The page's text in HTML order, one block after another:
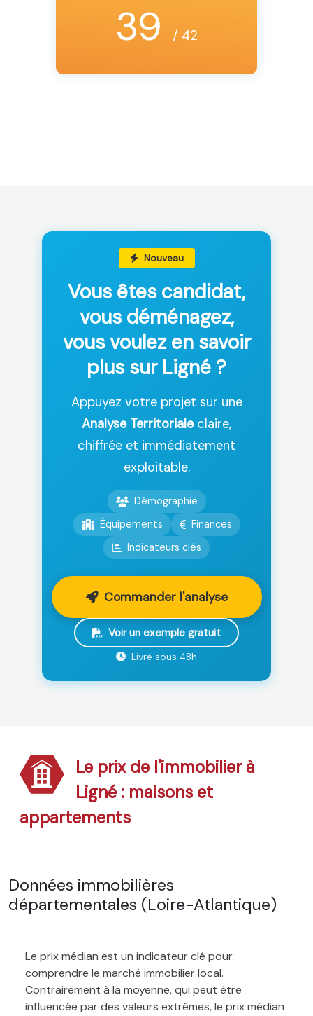
39 / 42
Nouveau
Vous êtes candidat,
vous déménagez,
vous voulez en savoir
plus sur Ligné ?
Appuyez votre projet sur une
Analyse Territorialeclaire,
chiffrée et immédiatement
exploitable.
Démographie
Équipements
Finances
Indicateurs clés
Commander l'analyse
Voir un exemple gratuit
Livré sous 48h
Le prix de l'immobilier à
Ligné : maisons et
appartements
Données immobilières
départementales (Loire-Atlantique)
Le prix médian est un indicateur clé pour
comprendre le marché immobilier local.
Contrairement à la moyenne, qui peut être
influencée par des valeurs extrêmes, le prix médian